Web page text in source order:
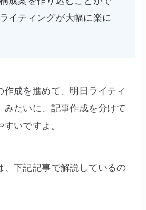
イティングが大幅に楽に
作成を進めて、明日ライティ
みたいに、記事作成を分けて
いですよ。
、下記記事で解説しているの